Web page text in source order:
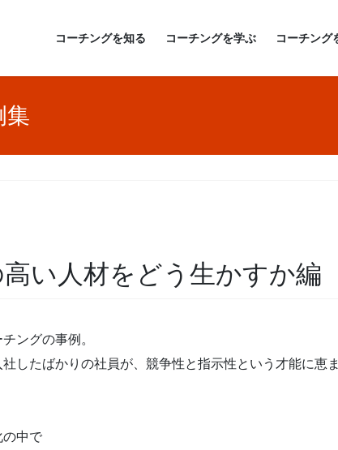
コーチングを知る コーチングを学ぶ コーチング
集
い人材をどう生かすか編
ングの事例。
したばかりの社員が、競争性と指示性という才能に恵
の中で